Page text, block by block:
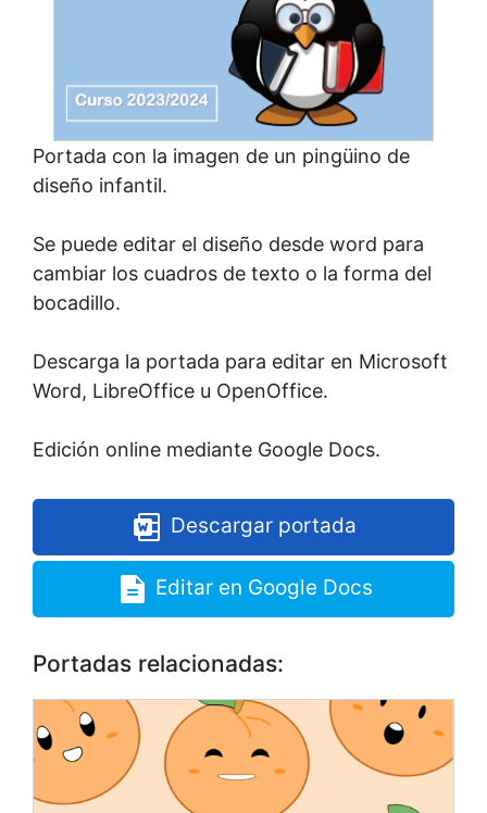
Portada con la imagen de un pingüino de
diseño infantil.
Se puede editar el diseño desde word para
cambiar los cuadros de texto o la forma del
bocadillo.
Descarga la portada para editar en Microsoft
Word, LibreOffice u OpenOffice.
Edición online mediante Google Docs.
Descargar portada
Editar en Google Docs
Portadas relacionadas: